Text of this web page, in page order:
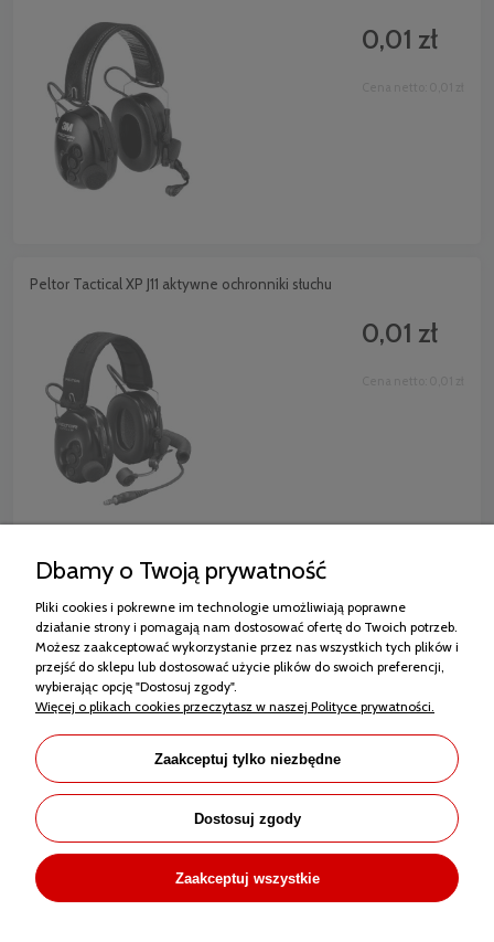
0,01 zł
Peltor Tactical XP J11 aktywne ochronniki słuchu
0,01 zł
Zakupy
Pomoc
Moje konto
Informacje
Sklep internetowy Shoper.pl
Dbamy o Twoją prywatność
Pliki cookies i pokrewne im technologie umożliwiają poprawne
działanie strony i pomagają nam dostosować ofertę do Twoich potrzeb.
Możesz zaakceptować wykorzystanie przez nas wszystkich tych plików i
przejść do sklepu lub dostosować użycie plików do swoich preferencji,
wybierając opcję "Dostosuj zgody".
Więcej o plikach cookies przeczytasz w naszej Polityce prywatności.
Zaakceptuj tylko niezbędne
Dostosuj zgody
Zaakceptuj wszystkie